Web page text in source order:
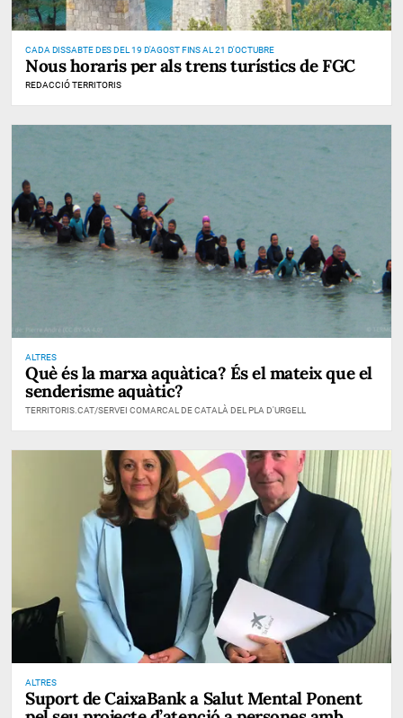
CADA DISSABTE DES DEL 19 D'AGOST FINS AL 21 D'OCTUBRE
Nous horaris per als trens turístics de FGC
REDACCIÓ TERRITORIS
ALTRES
Què és la marxa aquàtica? És el mateix que el
senderisme aquàtic?
TERRITORIS.CAT/SERVEI COMARCAL DE CATALÀ DEL PLA D'URGELL
ALTRES
Suport de CaixaBank a Salut Mental Ponent